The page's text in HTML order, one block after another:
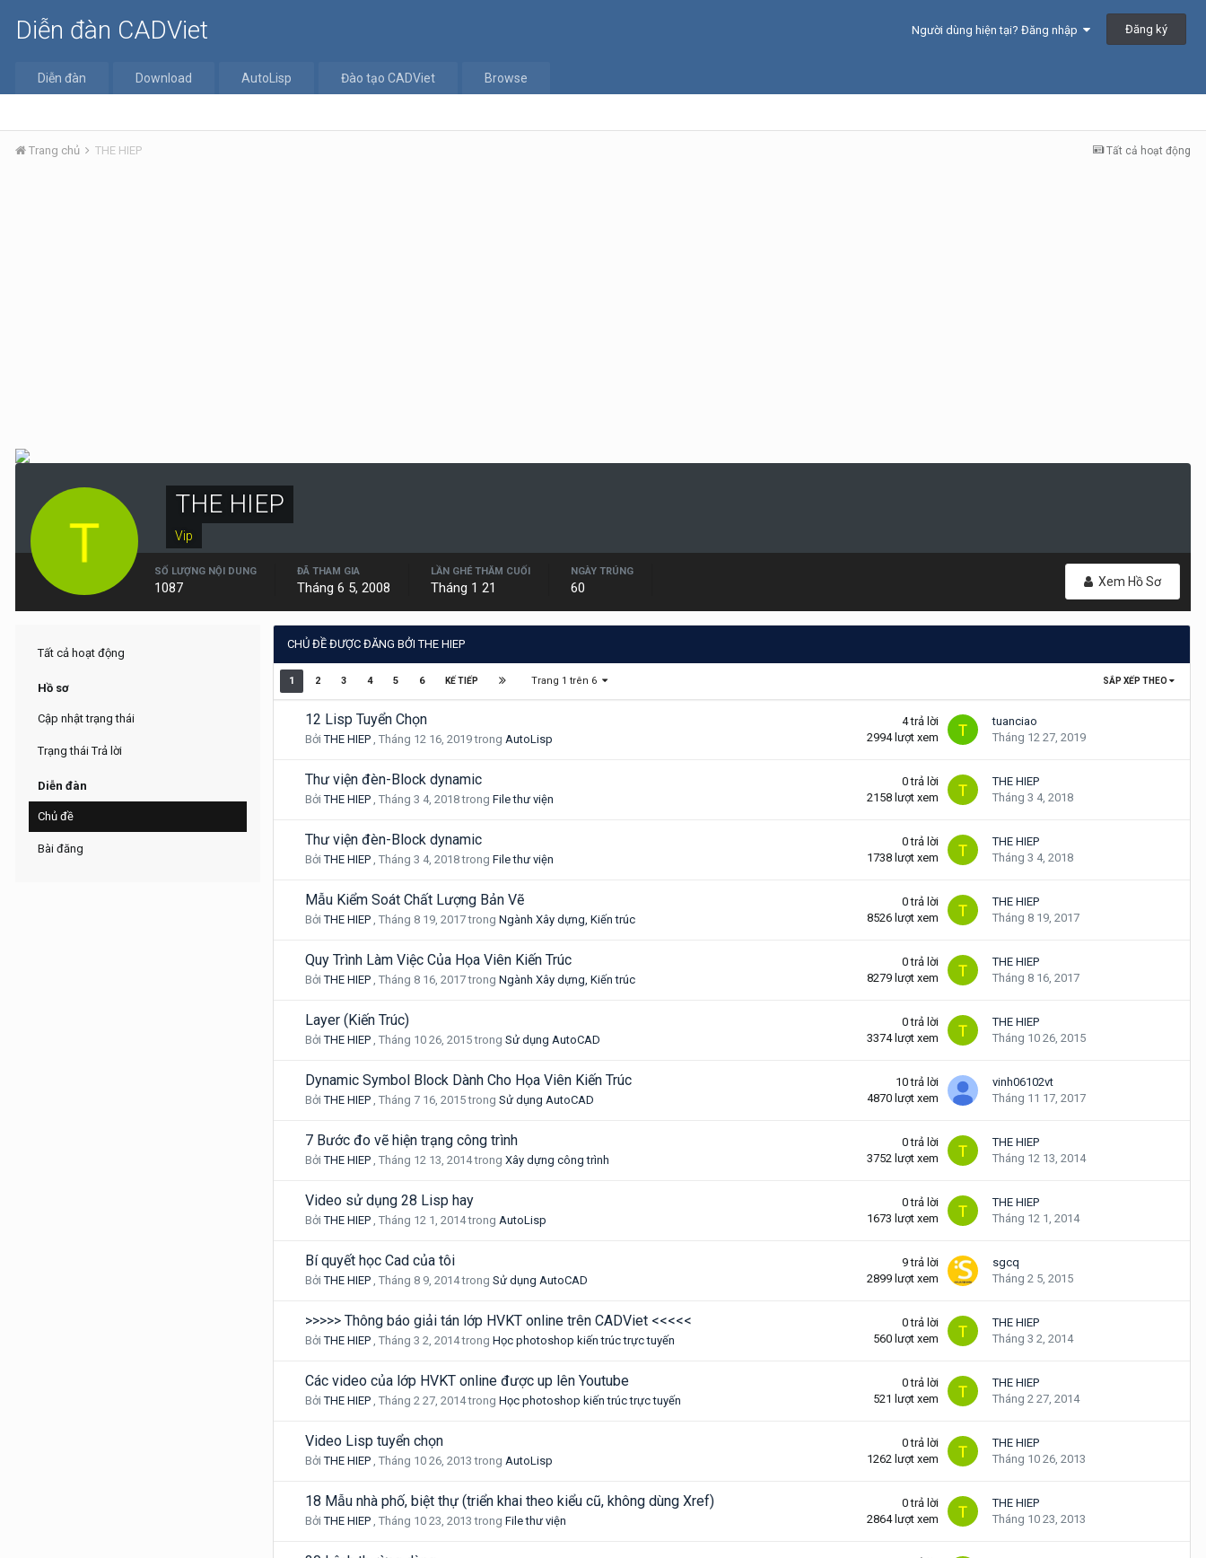
Diễn đàn CADViet Người dùng hiện tại? Đăng nhập Đăng ký
Diễn đàn Download AutoLisp Đào tạo CADViet Browse
Tất cả hoạt động
Trang chủ THE HIEP
THE HIEP
Vip
Xem Hồ Sơ
SỐ LƯỢNG NỘI DUNG
1087
ĐÃ THAM GIA
Tháng 6 5, 2008
LẦN GHÉ THĂM CUỐI
Tháng 1 21
NGÀY TRÚNG
60
Tất cả hoạt động
Hồ sơ
Cập nhật trạng thái
Trạng thái Trả lời
Diễn đàn
Chủ đề
Bài đăng
CHỦ ĐỀ ĐƯỢC ĐĂNG BỞI THE HIEP
SẮP XẾP THEO
1 2 3 4 5 6 KẾ TIẾP Trang 1 trên 6
12 Lisp Tuyển Chọn
BởiTHE HIEP , Tháng 12 16, 2019trong AutoLisp
4 trả lời
2994 lượt xem
tuanciao
Tháng 12 27, 2019
Thư viện đèn-Block dynamic
BởiTHE HIEP , Tháng 3 4, 2018trong File thư viện
0 trả lời
2158 lượt xem
THE HIEP
Tháng 3 4, 2018
Thư viện đèn-Block dynamic
BởiTHE HIEP , Tháng 3 4, 2018trong File thư viện
0 trả lời
1738 lượt xem
THE HIEP
Tháng 3 4, 2018
Mẫu Kiểm Soát Chất Lượng Bản Vẽ
BởiTHE HIEP , Tháng 8 19, 2017trong Ngành Xây dựng, Kiến trúc
0 trả lời
8526 lượt xem
THE HIEP
Tháng 8 19, 2017
Quy Trình Làm Việc Của Họa Viên Kiến Trúc
BởiTHE HIEP , Tháng 8 16, 2017trong Ngành Xây dựng, Kiến trúc
0 trả lời
8279 lượt xem
THE HIEP
Tháng 8 16, 2017
Layer (Kiến Trúc)
BởiTHE HIEP , Tháng 10 26, 2015trong Sử dụng AutoCAD
0 trả lời
3374 lượt xem
THE HIEP
Tháng 10 26, 2015
Dynamic Symbol Block Dành Cho Họa Viên Kiến Trúc
BởiTHE HIEP , Tháng 7 16, 2015trong Sử dụng AutoCAD
10 trả lời
4870 lượt xem
vinh06102vt
Tháng 11 17, 2017
7 Bước đo vẽ hiện trạng công trình
BởiTHE HIEP , Tháng 12 13, 2014trong Xây dựng công trình
0 trả lời
3752 lượt xem
THE HIEP
Tháng 12 13, 2014
Video sử dụng 28 Lisp hay
BởiTHE HIEP , Tháng 12 1, 2014trong AutoLisp
0 trả lời
1673 lượt xem
THE HIEP
Tháng 12 1, 2014
Bí quyết học Cad của tôi
BởiTHE HIEP , Tháng 8 9, 2014trong Sử dụng AutoCAD
9 trả lời
2899 lượt xem
sgcq
Tháng 2 5, 2015
>>>>> Thông báo giải tán lớp HVKT online trên CADViet <<<<<
BởiTHE HIEP , Tháng 3 2, 2014trong Học photoshop kiến ​​trúc trực tuyến
0 trả lời
560 lượt xem
THE HIEP
Tháng 3 2, 2014
Các video của lớp HVKT online được up lên Youtube
BởiTHE HIEP , Tháng 2 27, 2014trong Học photoshop kiến ​​trúc trực tuyến
0 trả lời
521 lượt xem
THE HIEP
Tháng 2 27, 2014
Video Lisp tuyển chọn
BởiTHE HIEP , Tháng 10 26, 2013trong AutoLisp
0 trả lời
1262 lượt xem
THE HIEP
Tháng 10 26, 2013
18 Mẫu nhà phố, biệt thự (triển khai theo kiểu cũ, không dùng Xref)
BởiTHE HIEP , Tháng 10 23, 2013trong File thư viện
0 trả lời
2864 lượt xem
THE HIEP
Tháng 10 23, 2013